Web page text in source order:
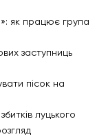
як працює група
заступниць
пісок на
луцького